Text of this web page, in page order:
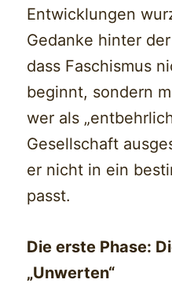
Entwicklungen
Gedanke hinter
dass Faschismus
beginnt, sondern
wer als
Gesellschaft
er nicht in ein
passt.
Die erste Phase:
„Unwerten“